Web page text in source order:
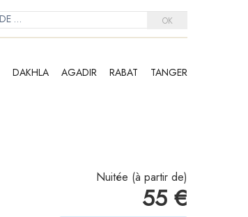
OK
DAKHLA AGADIR RABAT TANGER
Nuitée (à partir de)
55 €